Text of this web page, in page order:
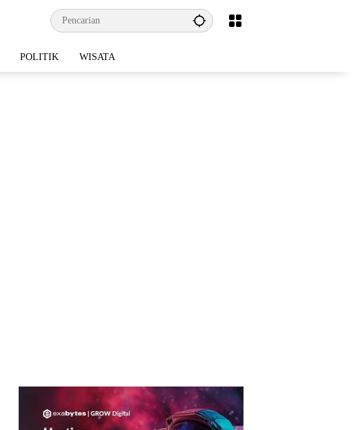
POLITIK WISATA